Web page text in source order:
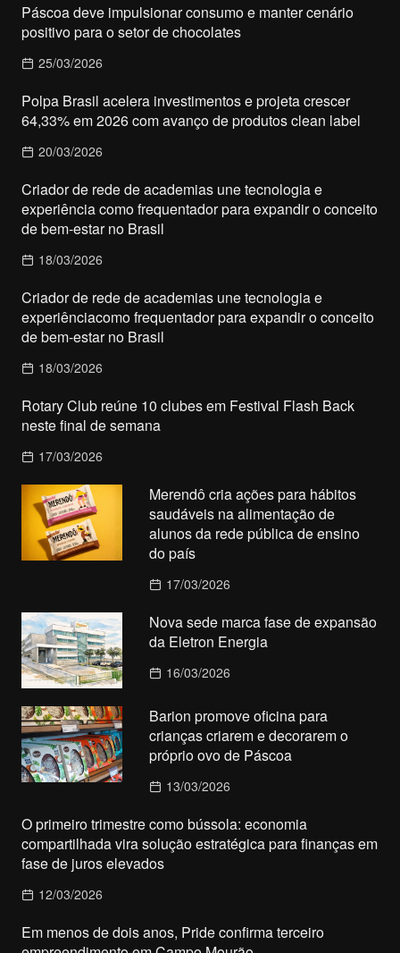
Páscoa deve impulsionar consumo e manter cenário
positivo para o setor de chocolates
25/03/2026
Polpa Brasil acelera investimentos e projeta crescer
64,33% em 2026 com avanço de produtos clean label
20/03/2026
Criador de rede de academias une tecnologia e
experiência como frequentador para expandir o conceito
de bem-estar no Brasil
18/03/2026
Criador de rede de academias une tecnologia e
experiênciacomo frequentador para expandir o conceito
de bem-estar no Brasil
18/03/2026
Rotary Club reúne 10 clubes em Festival Flash Back
neste final de semana
17/03/2026
Merendô cria ações para hábitos
saudáveis na alimentação de
alunos da rede pública de ensino
do país
17/03/2026
Nova sede marca fase de expansão
da Eletron Energia
16/03/2026
Barion promove oficina para
crianças criarem e decorarem o
próprio ovo de Páscoa
13/03/2026
O primeiro trimestre como bússola: economia
compartilhada vira solução estratégica para finanças em
fase de juros elevados
12/03/2026
Em menos de dois anos, Pride confirma terceiro